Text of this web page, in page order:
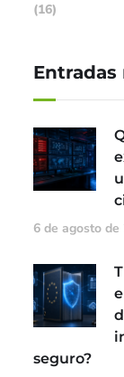
(16)
6 de agosto de
seguro?